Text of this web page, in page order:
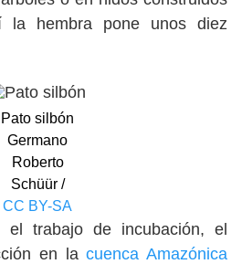
la hembra pone unos diez
Pato silbón
Germano
Roberto
Schüür /
CC BY-SA
el trabajo de incubación, el
en lacuenca Amazónica